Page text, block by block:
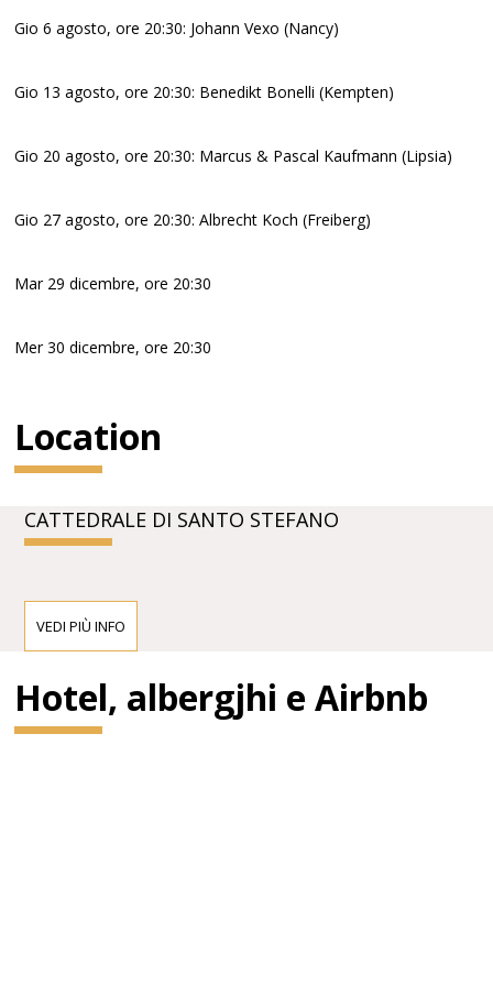
Gio 6 agosto, ore 20:30: Johann Vexo (Nancy)
Gio 13 agosto, ore 20:30: Benedikt Bonelli (Kempten)
Gio 20 agosto, ore 20:30: Marcus & Pascal Kaufmann (Lipsia)
Gio 27 agosto, ore 20:30: Albrecht Koch (Freiberg)
Mar 29 dicembre, ore 20:30
Mer 30 dicembre, ore 20:30
Location
CATTEDRALE DI SANTO STEFANO
VEDI PIÙ INFO
Hotel, albergjhi e Airbnb